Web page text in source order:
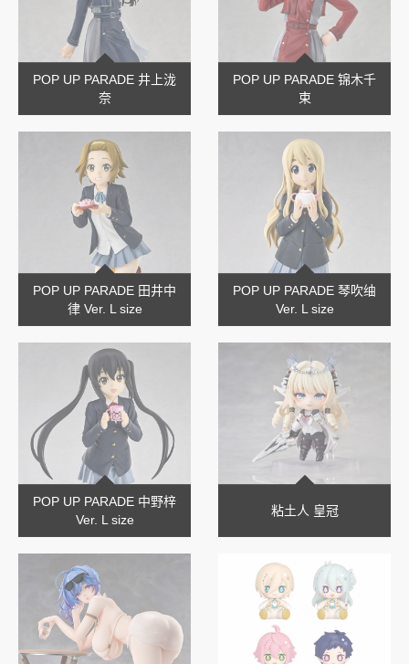
POP UP PARADE 井上泷
奈
POP UP PARADE 锦木千
束
POP UP PARADE 田井中
律 Ver. L size
POP UP PARADE 琴吹䌷
Ver. L size
POP UP PARADE 中野梓
Ver. L size
粘土人 皇冠